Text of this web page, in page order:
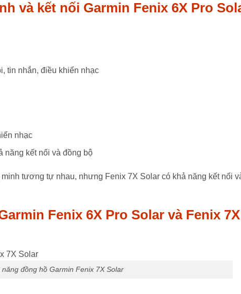
và kết nối Garmin Fenix 6X Pro
tin nhắn, điều khiển nhạc
nhạc
năng kết nối và đồng bộ
tương tự nhau, nhưng Fenix 7X Solar có khả năng kết nối
Fenix 6X Pro Solar và Fenix 7X
năng đồng hồ Garmin Fenix 7X Solar